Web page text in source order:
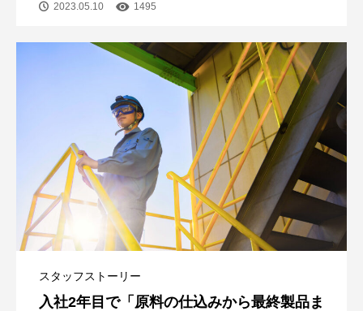
2023.05.10 1495
スタッフストーリー
入社2年目で「原料の仕込みから最終製品ま